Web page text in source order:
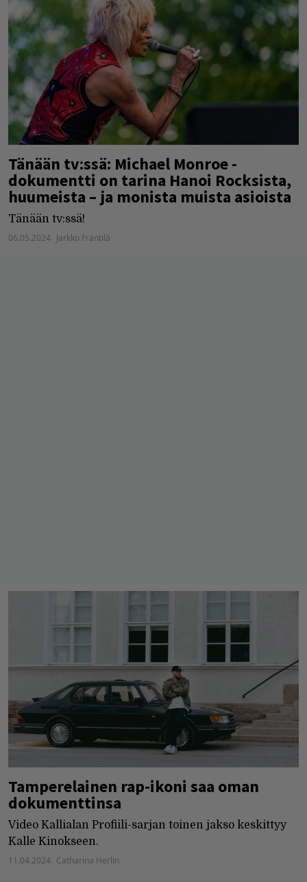
Tänään tv:ssä: Michael Monroe -
dokumentti on tarina Hanoi Rocksista,
huumeista – ja monista muista asioista
Tänään tv:ssä!
06.05.2024 Jarkko Fräntilä
Tamperelainen rap-ikoni saa oman
dokumenttinsa
Video Kallialan Profiili-sarjan toinen jakso keskittyy
Kalle Kinokseen.
11.04.2024 Catharina Herlin